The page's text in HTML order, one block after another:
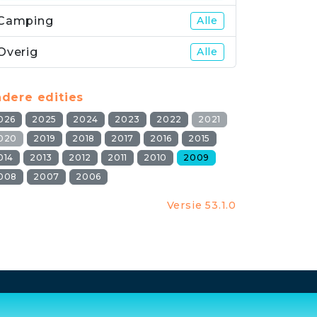
Alle
Alle
edities
2025 2024 2023 2022
2021
2019 2018 2017 2016
2015
2013 2012 2011 2010
2009
2007 2006
Versie 53.1.0